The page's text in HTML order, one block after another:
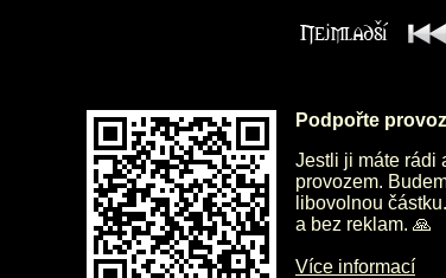
Podpořte
Jestli ji máte rádi
provozem.
libovolnou
a bez reklam. 🙏
Více informací